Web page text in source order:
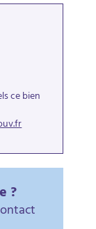
ce bien
?